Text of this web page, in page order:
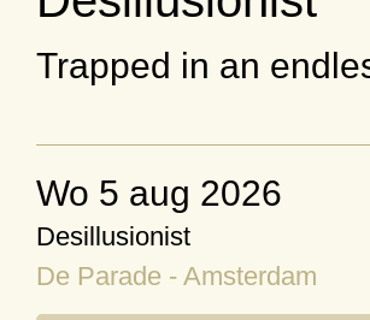
Trapped in an
wo 5 aug 2026
Desillusionist
De Parade - Amsterdam